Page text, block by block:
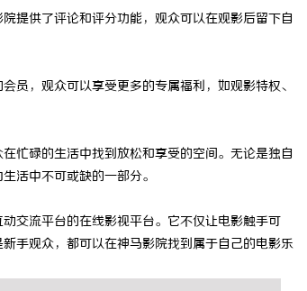
提供了评论和评分功能，观众可以在观影后留下自
员，观众可以享受更多的专属福利，如观影特权、
忙碌的生活中找到放松和享受的空间。无论是独自
活中不可或缺的一部分。
交流平台的在线影视平台。它不仅让电影触手可
手观众，都可以在神马影院找到属于自己的电影乐
全面解析云播TV：开启流媒体新时代的领先